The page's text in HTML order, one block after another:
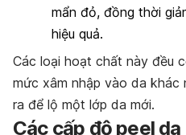
mẩn đỏ, đồng thời
hiệu quả.
Các loại hoạt chất này đều
mức xâm nhập vào da khác
ra để lộ một lớp da mới.
Các cấp độ peel